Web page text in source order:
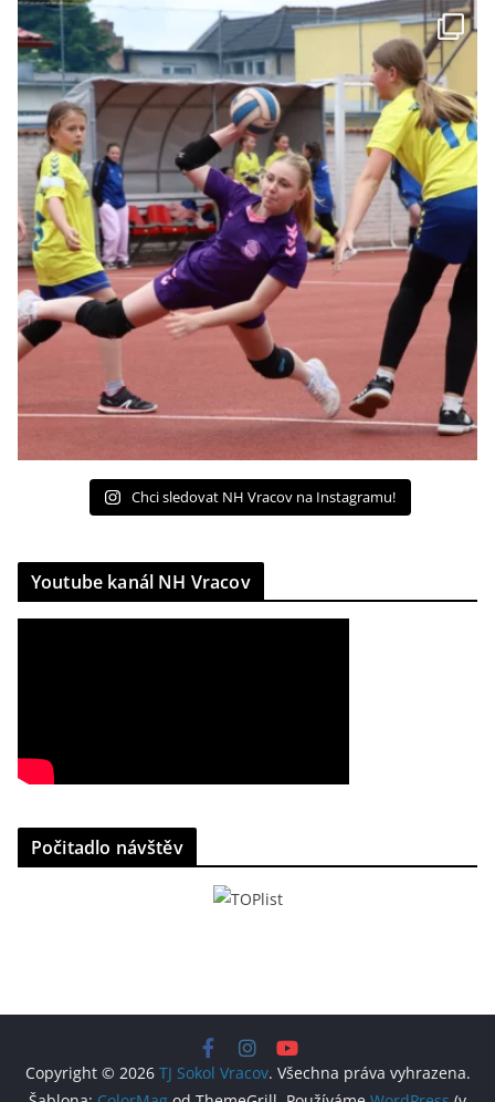
Chci sledovat NH Vracov na Instagramu!
Youtube kanál NH Vracov
Počitadlo návštěv
Copyright © 2026 TJ Sokol Vracov. Všechna práva vyhrazena.